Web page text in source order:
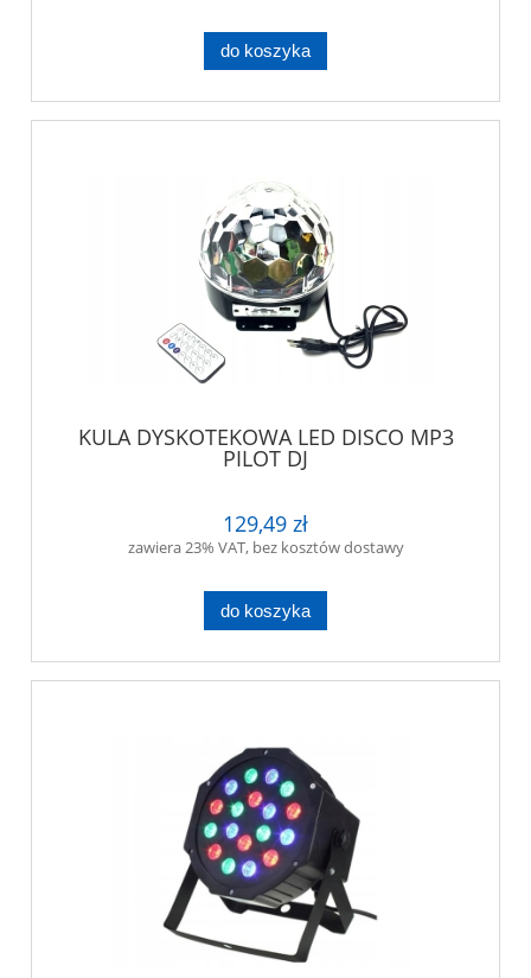
do koszyka
KULA DYSKOTEKOWA LED DISCO MP3
PILOT DJ
129,49 zł
zawiera 23% VAT, bez kosztów dostawy
do koszyka